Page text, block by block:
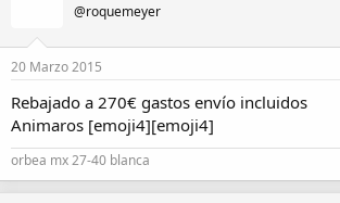
@roquemeyer
20 Marzo 2015
Rebajado a 270€ gastos envío incluidos
Animaros [emoji4][emoji4]
orbea mx 27-40 blanca